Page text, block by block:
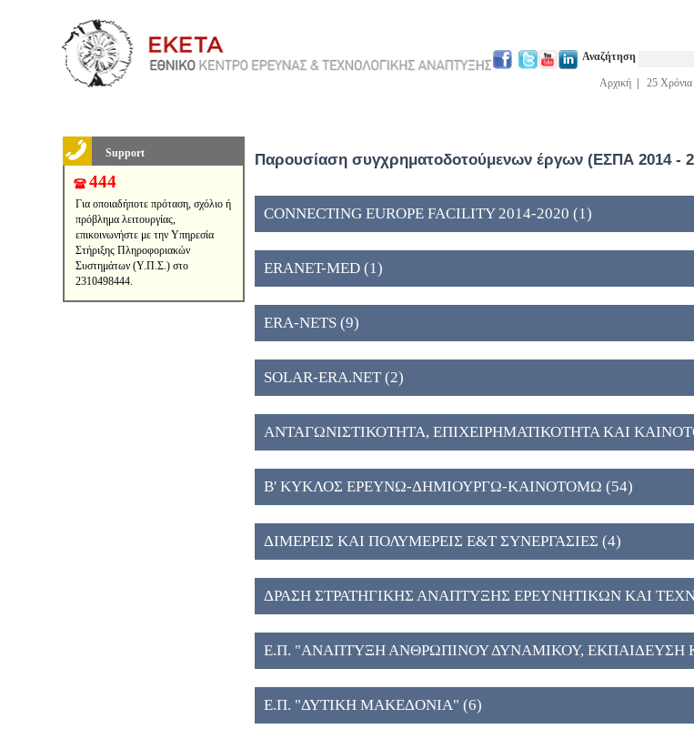
Αναζήτηση
Αρχική| 25
Support
444
Για οποιαδήποτε πρόταση, σχόλιο ή
πρόβλημα λειτουργίας,
επικοινωνήστε με την Υπηρεσία
Στήριξης Πληροφοριακών
Συστημάτων (Υ.Π.Σ.) στο
2310498444.
Παρουσίαση συγχρηματοδοτούμενων έργων (ΕΣΠΑ 2014 -
CONNECTING EUROPE FACILITY 2014-2020 (1)
ERANET-MED (1)
ERA-NETS (9)
SOLAR-ERA.NET (2)
ΑΝΤΑΓΩΝΙΣΤΙΚΟΤΗΤΑ, ΕΠΙΧΕΙΡΗΜΑΤΙΚΟΤΗΤΑ ΚΑΙ
Β' ΚΥΚΛΟΣ ΕΡΕΥΝΩ-ΔΗΜΙΟΥΡΓΩ-ΚΑΙΝΟΤΟΜΩ (54)
ΔΙΜΕΡΕΙΣ ΚΑΙ ΠΟΛΥΜΕΡΕΙΣ Ε&Τ ΣΥΝΕΡΓΑΣΙΕΣ (4)
ΔΡΑΣΗ ΣΤΡΑΤΗΓΙΚΗΣ ΑΝΑΠΤΥΞΗΣ ΕΡΕΥΝΗΤΙΚΩΝ ΚΑΙ
Ε.Π. "ΑΝΑΠΤΥΞΗ ΑΝΘΡΩΠΙΝΟΥ ΔΥΝΑΜΙΚΟΥ, ΕΚΠΑΙΔΕΥΣΗ
Ε.Π. "ΔΥΤΙΚΗ ΜΑΚΕΔΟΝΙΑ" (6)